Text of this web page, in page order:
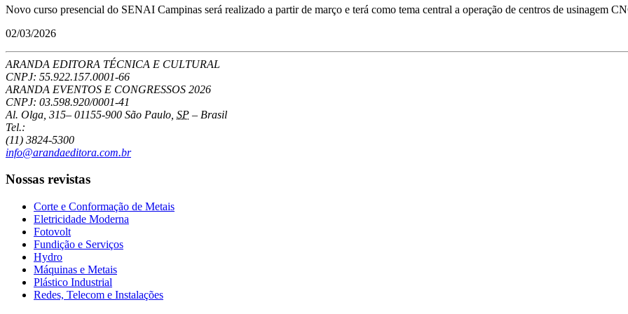
Novo curso presencial do SENAI Campinas será realizado a partir de março e terá como tema central a operação de centros de usinagem
02/03/2026
ARANDA EDITORA TÉCNICA E CULTURAL
CNPJ: 55.922.157.0001-66
ARANDA EVENTOS E CONGRESSOS 2026
CNPJ: 03.598.920/0001-41
Al. Olga, 315– 01155-900 São Paulo SP – Brasil
Tel.:
(11) 3824-5300
info@arandaeditora.com.br
Nossas revistas
Corte e Conformação de Metais
Eletricidade Moderna
Fotovolt
Fundição e Serviços
Hydro
Máquinas e Metais
Plástico Industrial
Redes, Telecom e Instalações